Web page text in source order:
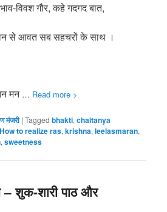
विवश गौर, कहे गदगद बात,
से आवत सब सहचरों के साथ ।
मन … Read more >
मंजरी |Tagged bhakti,chaitanya
How to realize ras,krishna,leelasmaran,
,sweetness
– शुक-शारी पाठ और